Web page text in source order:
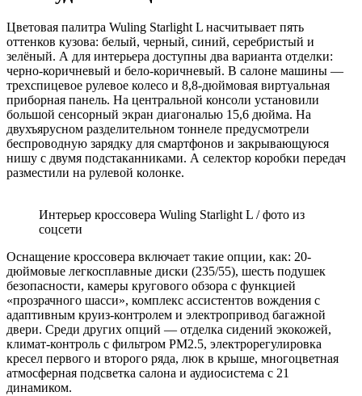
Цветовая палитра Wuling Starlight L насчитывает пять
оттенков кузова: белый, черный, синий, серебристый и
зелёный. А для интерьера доступны два варианта отделки:
черно-коричневый и бело-коричневый. В салоне машины —
трехспицевое рулевое колесо и 8,8-дюймовая виртуальная
приборная панель. На центральной консоли установили
большой сенсорный экран диагональю 15,6 дюйма. На
двухъярусном разделительном тоннеле предусмотрели
беспроводную зарядку для смартфонов и закрывающуюся
нишу с двумя подстаканниками. А селектор коробки передач
разместили на рулевой колонке.
Интерьер кроссовера Wuling Starlight L / фото из
соцсети
Оснащение кроссовера включает такие опции, как: 20-
дюймовые легкосплавные диски (235/55), шесть подушек
безопасности, камеры кругового обзора с функцией
«прозрачного шасси», комплекс ассистентов вождения с
адаптивным круиз-контролем и электропривод багажной
двери. Среди других опций — отделка сидений экокожей,
климат-контроль с фильтром PM2.5, электрорегулировка
кресел первого и второго ряда, люк в крыше, многоцветная
атмосферная подсветка салона и аудиосистема с 21
динамиком.